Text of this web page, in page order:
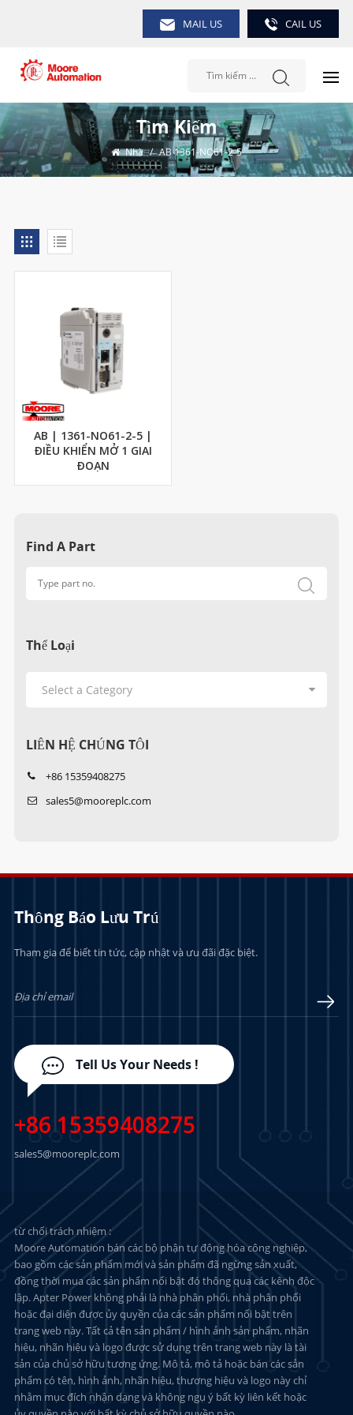
MAIL US CAIL US
Tìm Kiếm
Nhà / AB 1361-NO61-2-5
AB | 1361-NO61-2-5 |
ĐIỀU KHIỂN MỞ 1 GIAI
ĐOẠN
Find A Part
Thể Loại
LIÊN HỆ CHÚNG TÔI
+86 15359408275
sales5@mooreplc.com
Thông Báo Lưu Trú
Tham gia để biết tin tức, cập nhật và ưu đãi đặc biệt.
Tell Us Your Needs !
+86 15359408275
sales5@mooreplc.com
từ chối trách nhiệm :
Moore Automation bán các bộ phận tự động hóa công nghiệp,
bao gồm các sản phẩm mới và sản phẩm đã ngừng sản xuất,
đồng thời mua các sản phẩm nổi bật đó thông qua các kênh độc
lập. Apter Power không phải là nhà phân phối, nhà phân phối
hoặc đại diện được ủy quyền của các sản phẩm nổi bật trên
trang web này. Tất cả tên sản phẩm / hình ảnh sản phẩm, nhãn
hiệu, nhãn hiệu và logo được sử dụng trên trang web này là tài
sản của chủ sở hữu tương ứng. Mô tả, mô tả hoặc bán các sản
phẩm có tên, hình ảnh, nhãn hiệu, thương hiệu và logo này chỉ
nhằm mục đích nhận dạng và không ngụ ý bất kỳ liên kết hoặc